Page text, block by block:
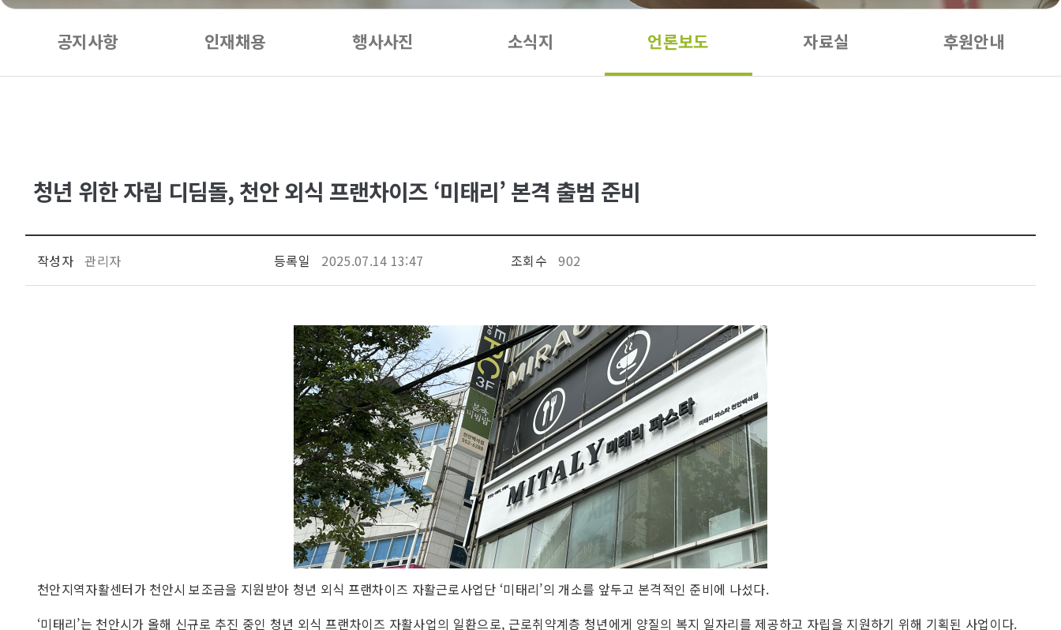
공지사항 인재채용 행사사진 소식지 언론보도 자료실 후원안내
청년 위한 자립 디딤돌, 천안 외식 프랜차이즈 ‘미태리’ 본격 출범 준비
작성자 관리자 등록일 2025.07.14 13:47 조회수 902
천안지역자활센터가 천안시 보조금을 지원받아 청년 외식 프랜차이즈 자활근로사업단 ‘미태리’의 개소를 앞두고 본격적인 준비에 나섰다.
‘미태리’는 천안시가 올해 신규로 추진 중인 청년 외식 프랜차이즈 자활사업의 일환으로, 근로취약계층 청년에게 양질의 복지 일자리를 제공하고 자립을 지원하기 위해 기획된 사업이다.